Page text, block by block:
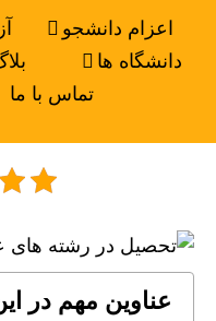
اعزام دانشجو
دانشگاه ها
تماس با ما
عناوین مهم در